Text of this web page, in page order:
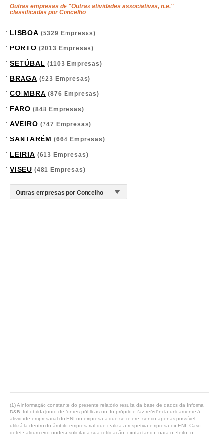
Outras empresas de "Outras atividades associativas, n.e."
classificadas por Concelho
LISBOA (5329 Empresas)
PORTO (2013 Empresas)
SETÚBAL (1103 Empresas)
BRAGA (923 Empresas)
COIMBRA (876 Empresas)
FARO (848 Empresas)
AVEIRO (747 Empresas)
SANTARÉM (664 Empresas)
LEIRIA (613 Empresas)
VISEU (481 Empresas)
(1) A informação constante do presente relatório resulta da base de dados da Informa
D&B, foi obtida junto de fontes públicas ou do próprio e faz referência unicamente à
atividade empresarial do ENI ou empresa a que se refere, sendo apenas possível
utilizá-la dentro do âmbito empresarial que realiza a respetiva empresa ou ENI. Caso
detete algum erro poderá solicitar a sua retificação, contactando, para o efeito, o